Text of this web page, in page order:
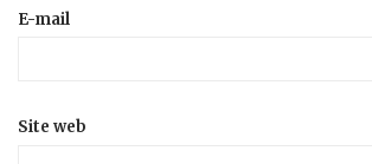
E-mail
Site web